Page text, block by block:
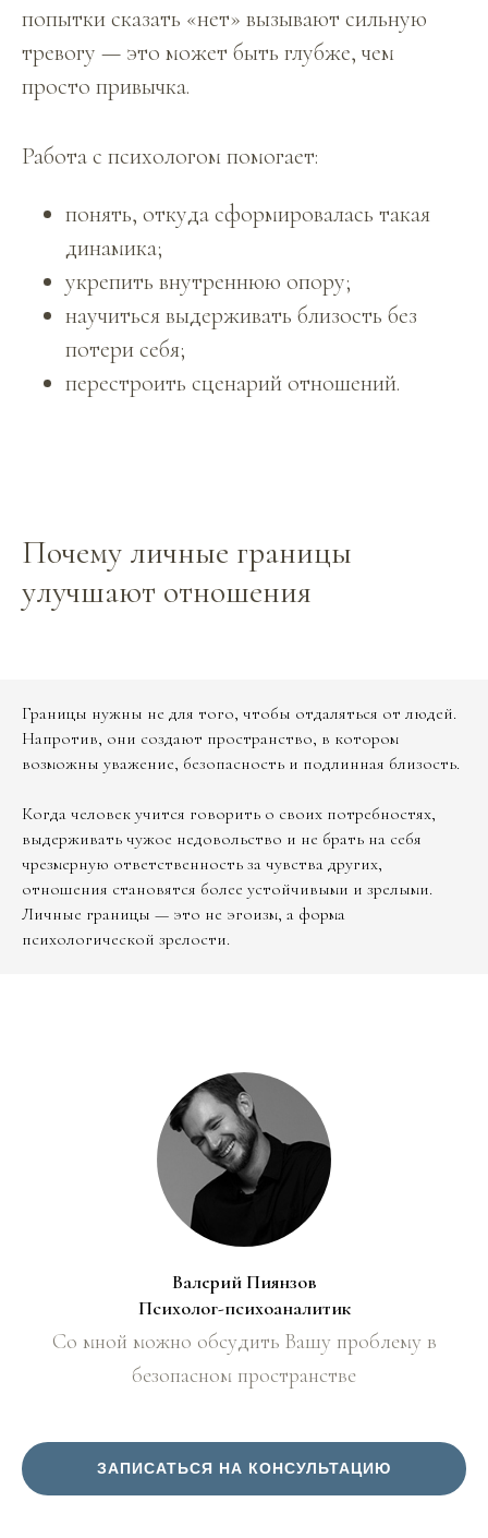
попытки сказать «нет» вызывают сильную
тревогу — это может быть глубже, чем
просто привычка.
Работа с психологом помогает:
понять, откуда сформировалась такая
динамика;
укрепить внутреннюю опору;
научиться выдерживать близость без
потери себя;
перестроить сценарий отношений.
Почему личные границы
улучшают отношения
Границы нужны не для того, чтобы отдаляться от людей.
Напротив, они создают пространство, в котором
возможны уважение, безопасность и подлинная близость.
Когда человек учится говорить о своих потребностях,
выдерживать чужое недовольство и не брать на себя
чрезмерную ответственность за чувства других,
отношения становятся более устойчивыми и зрелыми.
Личные границы — это не эгоизм, а форма
психологической зрелости.
Валерий Пиянзов
Психолог-психоаналитик
Со мной можно обсудить Вашу проблему в
безопасном пространстве
ЗАПИСАТЬСЯ НА КОНСУЛЬТАЦИЮ